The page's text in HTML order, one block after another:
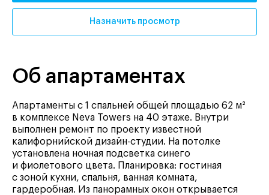
Назначить просмотр
Об апартаментах
Апартаменты с 1 спальней общей площадью 62 м²
в комплексе Neva Towers на 40 этаже. Внутри
выполнен ремонт по проекту известной
калифорнийской дизайн-студии. На потолке
установлена ночная подсветка синего
и фиолетового цвета. Планировка: гостиная
с зоной кухни, спальня, ванная комната,
гардеробная. Из панорамных окон открывается